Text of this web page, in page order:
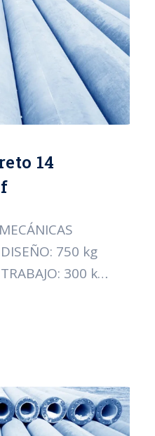
14
750 kg
300 kg
14 MTS
DE ESPIRAL:
1457 Kg